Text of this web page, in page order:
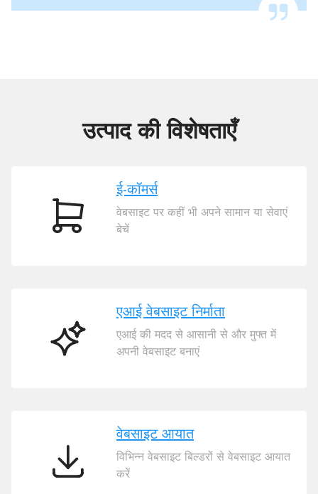
उत्पाद की विशेषताएँ
ई-
ई-कॉमर्स
वेबसाइट पर कहीं भी अपने सामान या सेवाएं
बेचें
एआई
एआई वेबसाइट निर्माता
एआई की मदद से आसानी से और मुफ्त में
अपनी वेबसाइट बनाएं
वेबसाइट
वेबसाइट आयात
विभिन्न वेबसाइट बिल्डरों से वेबसाइट आयात
करें